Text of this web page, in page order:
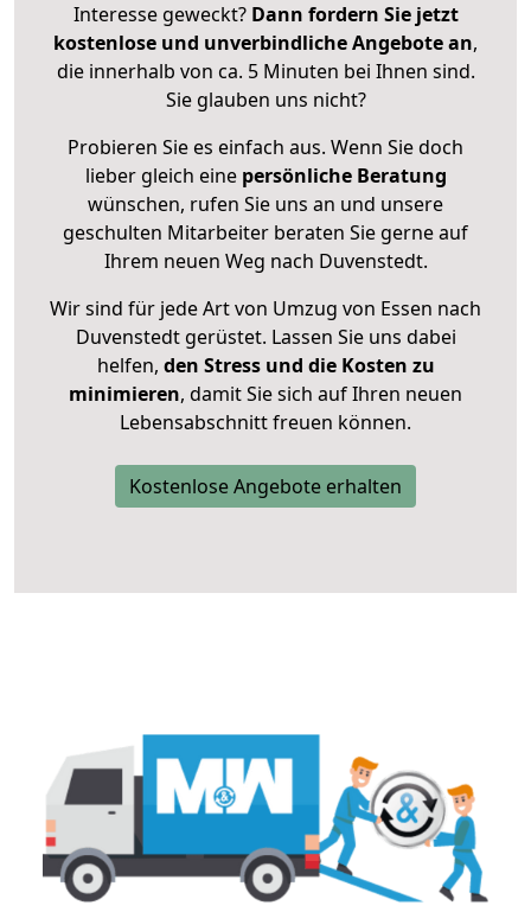
Interesse geweckt? Dann fordern Sie jetzt
kostenlose und unverbindliche Angebote an,
die innerhalb von ca. 5 Minuten bei Ihnen sind.
Sie glauben uns nicht?
Probieren Sie es einfach aus. Wenn Sie doch
lieber gleich eine persönliche Beratung
wünschen, rufen Sie uns an und unsere
geschulten Mitarbeiter beraten Sie gerne auf
Ihrem neuen Weg nach Duvenstedt.
Wir sind für jede Art von Umzug von Essen nach
Duvenstedt gerüstet. Lassen Sie uns dabei
helfen, den Stress und die Kosten zu
minimieren, damit Sie sich auf Ihren neuen
Lebensabschnitt freuen können.
Kostenlose Angebote erhalten